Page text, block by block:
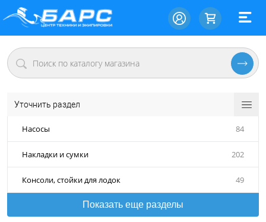
Уточнить раздел
Насосы 84
Накладки и сумки 202
Консоли, стойки для лодок 49
Показать еще разделы